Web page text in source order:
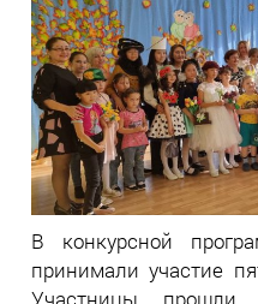
В конкурсной
принимали участие
Участницы